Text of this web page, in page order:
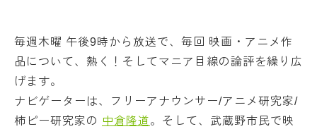
毎週木曜 午後9時から放送で、毎回 映画・アニメ作
品について、熱く！そしてマニア目線の論評を繰り広
げます。
ナビゲーターは、フリーアナウンサー/アニメ研究家/
柿ピー研究家の 中倉隆道。そして、武蔵野市民で映